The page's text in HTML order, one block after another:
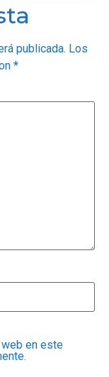
publicada. Los
*
web en este